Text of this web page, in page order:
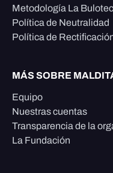
Metodología La
Política de Neutralidad
Política de
MÁS SOBRE
Equipo
Nuestras cuentas
Transparencia de la
La Fundación